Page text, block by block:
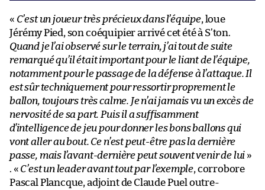
« C’est un joueur très précieux dans l’équipe, loue
Jérémy Pied, son coéquipier arrivé cet été à S’ton.
Quand je l’ai observé sur le terrain, j’ai tout de suite
remarqué qu’il était important pour le liant de l’équipe,
notamment pour le passage de la défense à l’attaque. Il
est sûr techniquement pour ressortir proprement le
ballon, toujours très calme. Je n’ai jamais vu un excès de
nervosité de sa part. Puis il a suffisamment
d’intelligence de jeu pour donner les bons ballons qui
vont aller au bout. Ce n’est peut-être pas la dernière
passe, mais l’avant-dernière peut souvent venir de lui »
. « C’est un leader avant tout par l’exemple, corrobore
Pascal Plancque, adjoint de Claude Puel outre-